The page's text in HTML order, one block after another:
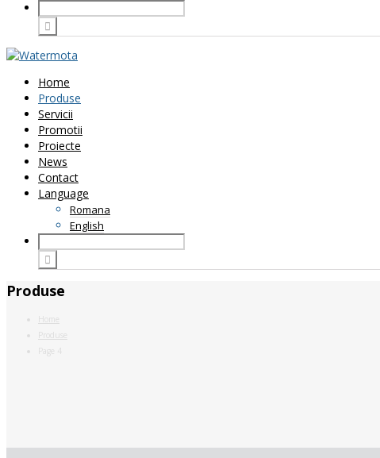
Home
Produse
Servicii
Promotii
Proiecte
News
Contact
Language
Romana
English
Produse
Home
Page 4